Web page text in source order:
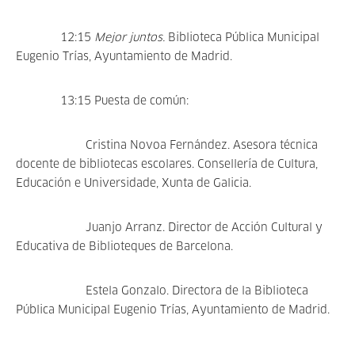
12:15 Mejor juntos. Biblioteca Pública Municipal
Eugenio Trías, Ayuntamiento de Madrid.
13:15 Puesta de común:
Cristina Novoa Fernández. Asesora técnica
docente de bibliotecas escolares. Consellería de Cultura,
Educación e Universidade, Xunta de Galicia.
Juanjo Arranz. Director de Acción Cultural y
Educativa de Biblioteques de Barcelona.
Estela Gonzalo. Directora de la Biblioteca
Pública Municipal Eugenio Trías, Ayuntamiento de Madrid.